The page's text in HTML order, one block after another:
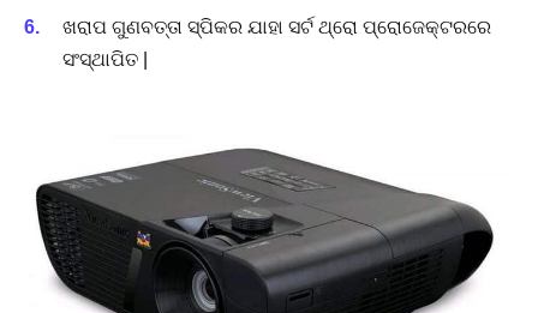
ଖରାପ ଗୁଣବତ୍ତା ସ୍ପିକର ଯାହା ସର୍ଟ ଥ୍ରୋ ପ୍ରୋଜେକ୍ଟରରେ
ସଂସ୍ଥାପିତ |